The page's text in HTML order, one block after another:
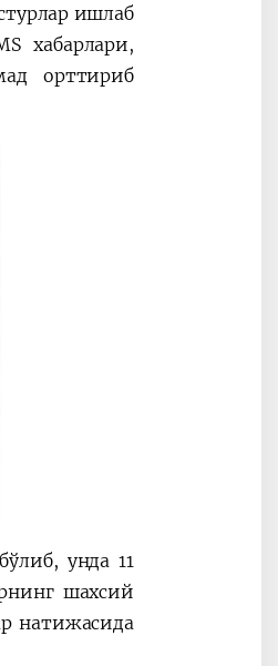
ишлаб
хабарлари,
орттириб
унда 11
шахсий
натижасида